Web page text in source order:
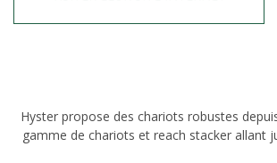
Hyster propose des chariots robustes
gamme de chariots et reach stacker allant